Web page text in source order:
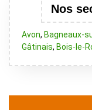
Nos
Avon, Bagneaux-
Gâtinais, Bois-le-